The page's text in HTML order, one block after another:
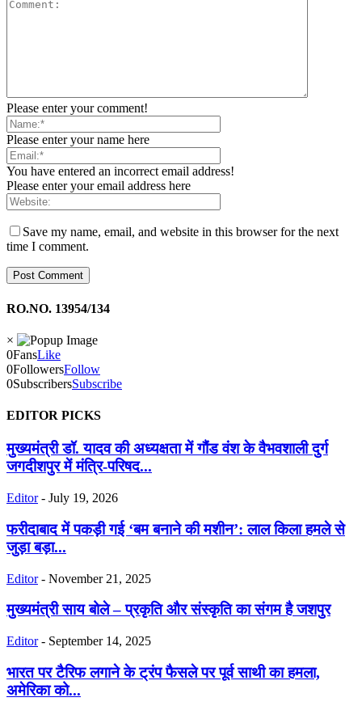
Please enter your comment!
Please enter your name here
You have entered an incorrect email address!
Please enter your email address here
Save my name, email, and website in this browser for the next
time I comment.
RO.NO. 13954/134
×
0FansLike
0FollowersFollow
0SubscribersSubscribe
EDITOR PICKS
मुख्यमंत्री डॉ. यादव की अध्यक्षता में गौंड वंश के वैभवशाली दुर्ग
जगदीशपुर में मंत्रि-परिषद...
Editor - July 19, 2026
फरीदाबाद में पकड़ी गई ‘बम बनाने की मशीन’: लाल किला हमले से
जुड़ा बड़ा...
Editor - November 21, 2025
मुख्यमंत्री साय बोले – प्रकृति और संस्कृति का संगम है जशपुर
Editor - September 14, 2025
भारत पर टैरिफ लगाने के ट्रंप फैसले पर पूर्व साथी का हमला,
अमेरिका को...